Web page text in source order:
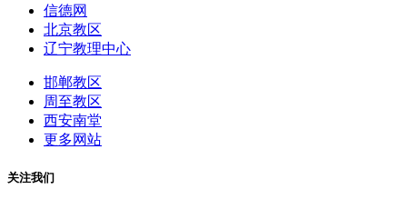
信德网
北京教区
辽宁教理中心
邯郸教区
周至教区
西安南堂
更多网站
关注我们